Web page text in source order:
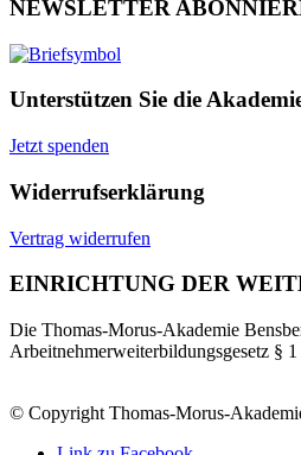
NEWSLETTER
Unterstützen Sie die
Jetzt spenden
Widerrufserklärung
Vertrag widerrufen
EINRICHTUNG DER
Die Thomas-Morus-Akademie
Arbeitnehmerweiterbildungsgesetz §
© Copyright Thomas-Morus-